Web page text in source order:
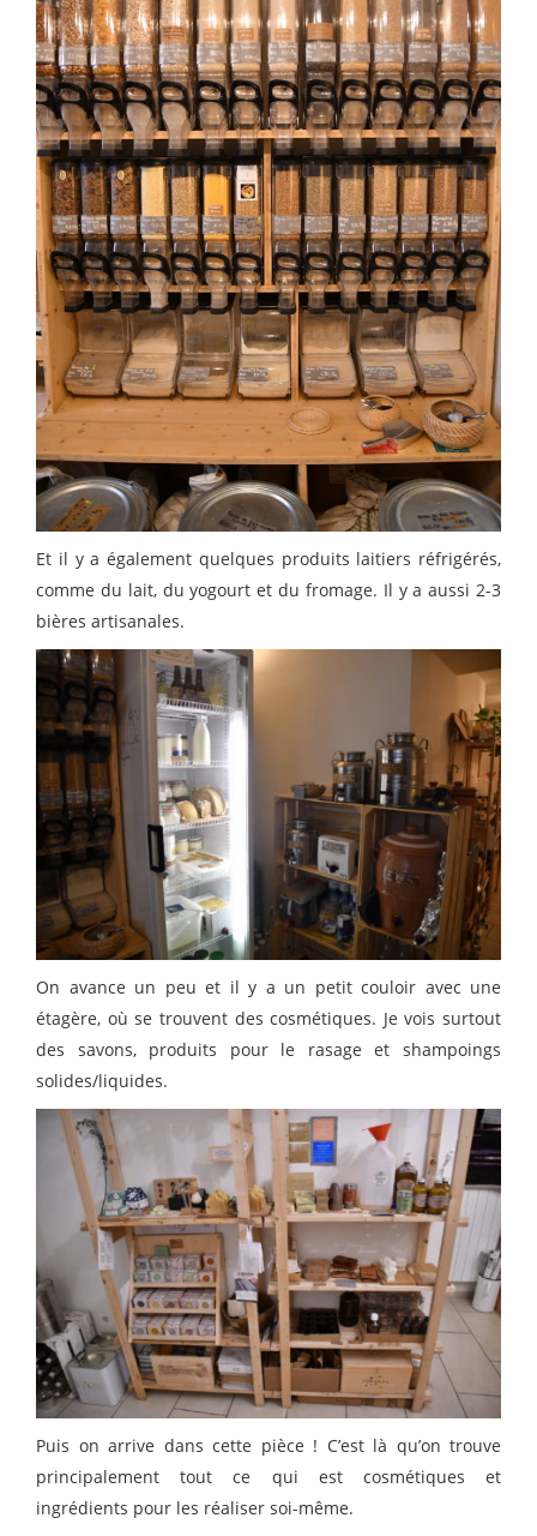
Et il y a également quelques produits laitiers réfrigérés,
comme du lait, du yogourt et du fromage. Il y a aussi 2-3
bières artisanales.
On avance un peu et il y a un petit couloir avec une
étagère, où se trouvent des cosmétiques. Je vois surtout
des savons, produits pour le rasage et shampoings
solides/liquides.
Puis on arrive dans cette pièce ! C’est là qu’on trouve
principalement tout ce qui est cosmétiques et
ingrédients pour les réaliser soi-même.